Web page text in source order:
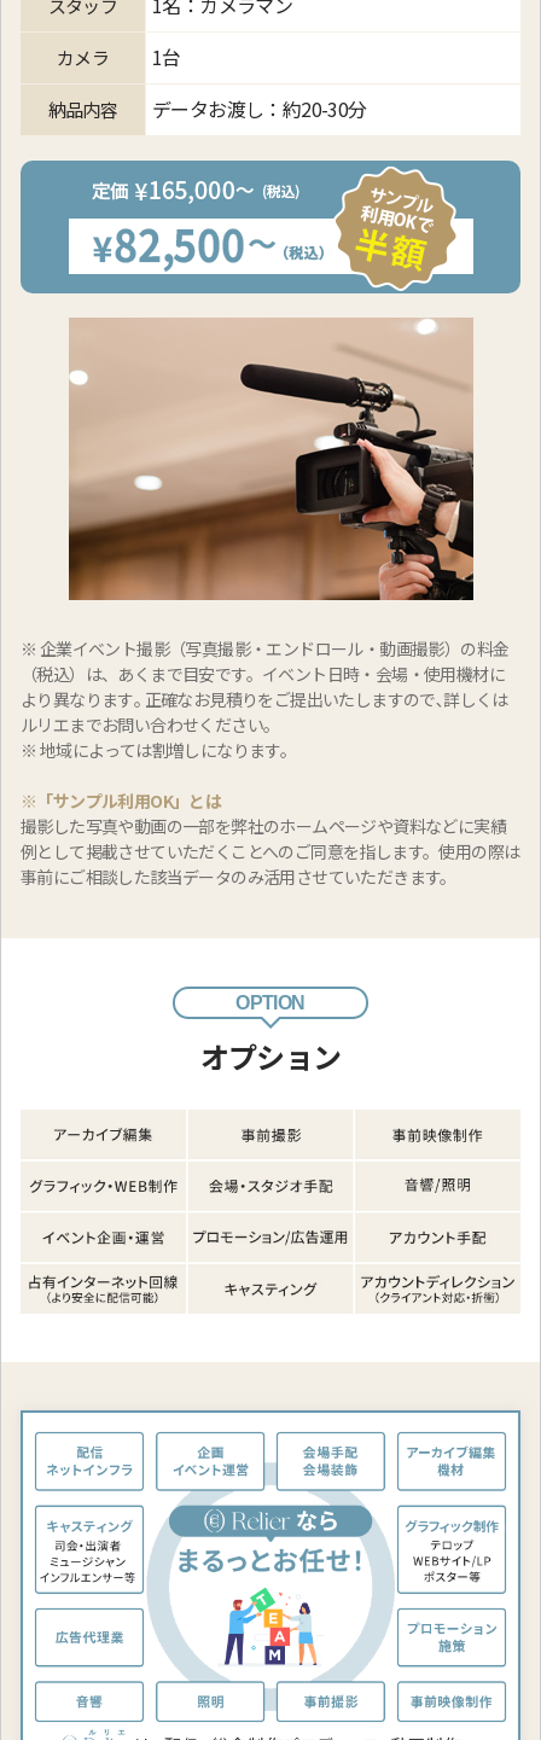
スタッフ
カメラ 1台
納品内容 データお渡し：約20-30分
※ 企業イベント撮影（写真撮影・エンドロール・動画撮影）の料金
（税込）は、あくまで目安です。イベント日時・会場・使用機材に
より異なります｡ 正確なお見積りをご提出いたしますので､詳しくは
ルリエまでお問い合わせください｡
※ 地域によっては割増しになります。
※「サンプル利用OK」とは
撮影した写真や動画の一部を弊社のホームページや資料などに実績
例として掲載させていただくことへのご同意を指します。使用の際は
事前にご相談した該当データのみ活用させていただきます。
OPTION
オプション